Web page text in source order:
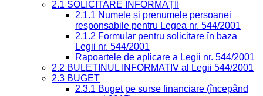
2.1 SOLICITARE INFORMAȚII
2.1.1 Numele și prenumele persoanei
responsabile pentru Legea nr. 544/2001
2.1.2 Formular pentru solicitare în baza
Legii nr. 544/2001
Rapoartele de aplicare a Legii nr. 544/2001
2.2 BULETINUL INFORMATIV al Legii 544/2001
2.3 BUGET
2.3.1 Buget pe surse financiare (începând